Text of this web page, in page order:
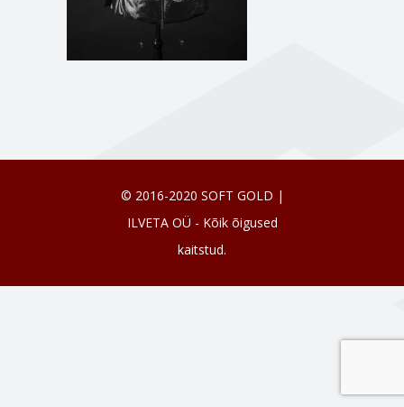
© 2016-2020 SOFT GOLD |
ILVETA OÜ - Kõik õigused
kaitstud.